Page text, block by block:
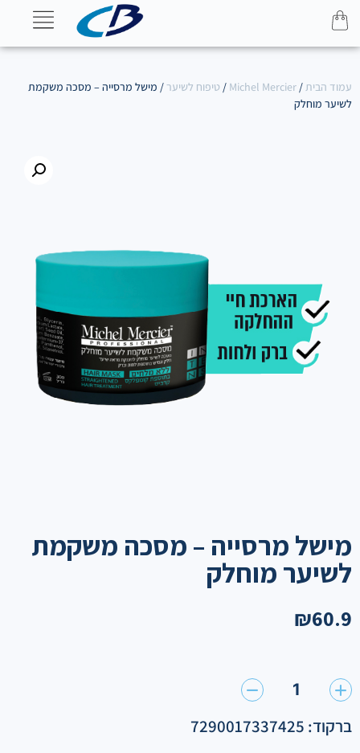
עמוד הבית/
Michel Mercier
/ טיפוח לשיער/ מישל מרסייה – מסכה משקמת
לשיער מוחלק
מישל מרסייה – מסכה משקמת
לשיער מוחלק
₪60.9
1
ברקוד: 7290017337425